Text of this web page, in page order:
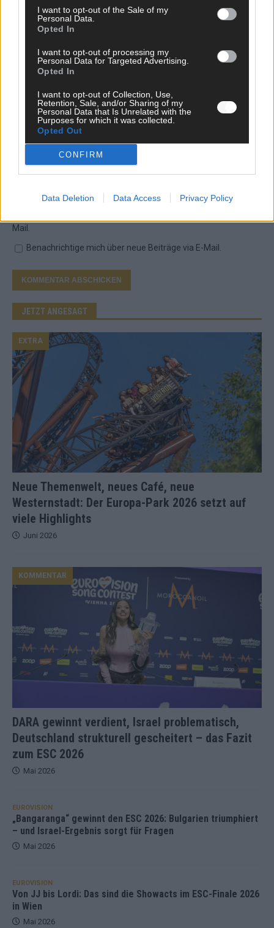
I want to opt-out of the Sale of my
Personal Data.
Opted In
I want to opt-out of processing my
Personal Data for Targeted Advertising.
Opted In
I want to opt-out of Collection, Use,
Retention, Sale, and/or Sharing of my
Personal Data that Is Unrelated with the
Purposes for which it was collected.
Opted Out
CONFIRM
Data Deletion Data Access Privacy Policy
respektieren, werden freigeschaltet; Hassrede, Beleidigungen,
Hetze, Spam oder Werbung werden nicht veröffentlicht. Es
gelten unsere Datenschutzvereinbarungen
Kommentar
Vor- und Nachname
Mail.
Benachrichtige mich über neue Beiträge via E-Mail.
JETZT ANGESAGT
Neue Themenwelt, neues Café, neue
Westernstadt: Der Europa-Park 2026 setzt auf
viele Highlights
EXTRA
Juni 2026
DARA gewinnt verdient, Israel problematisch,
Deutschland strukturell gescheitert – das Fazit
zum ESC 2026
KOMMENTAR
Mai 2026
EUROVISION
„Bangaranga“ gewinnt den ESC 2026: Bulgarien triumphiert
– und Israel-Ergebnis sorgt für Fragen
Mai 2026
EUROVISION
Von JJ bis Lordi: Das sind die Showacts im ESC-Finale 2026
in Wien
Mai 2026